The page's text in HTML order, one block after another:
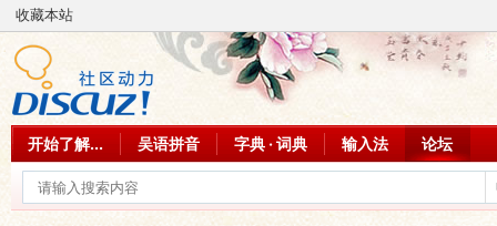
收藏本站
开始了解... 吴语拼音 字典 · 词典 输入法 论坛